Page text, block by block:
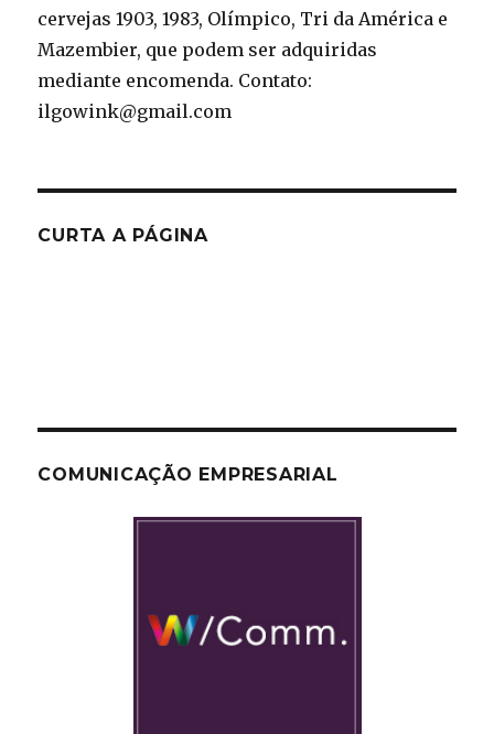
cervejas 1903, 1983, Olímpico, Tri da América e
Mazembier, que podem ser adquiridas
mediante encomenda. Contato:
ilgowink@gmail.com
CURTA A PÁGINA
COMUNICAÇÃO EMPRESARIAL